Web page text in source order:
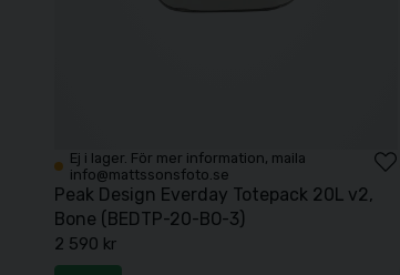
Ej i lager. För mer information, maila
info@mattssonsfoto.se
Peak Design Everday Totepack 20L v2,
Bone (BEDTP-20-BO-3)
2 590 kr